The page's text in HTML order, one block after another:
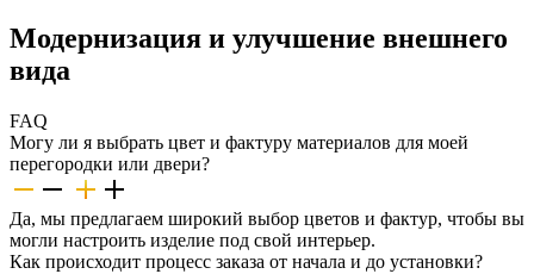
Модернизация и улучшение внешнего
вида
FAQ
Могу ли я выбрать цвет и фактуру материалов для моей
перегородки или двери?
Да, мы предлагаем широкий выбор цветов и фактур, чтобы вы
могли настроить изделие под свой интерьер.
Как происходит процесс заказа от начала и до установки?